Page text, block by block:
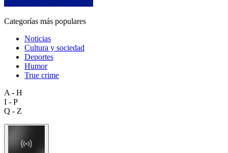
Categorías más populares
Noticias
Cultura y sociedad
Deportes
Humor
True crime
A - H
I - P
Q - Z